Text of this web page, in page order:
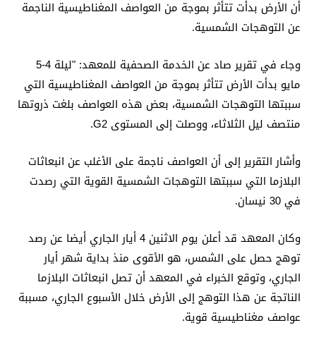
أن الأرض بدأت تتأثر بموجة من العواصف المغناطيسية الناجمة
عن التوهجات الشمسية.
وجاء في تقرير صاد عن الخدمة الصحفية للمعهد: "ليلة 4-5
مايو بدأت الأرض تتأثر بموجة من العواصف المغناطيسية التي
سببتها التوهجات الشمسية، بعض هذه العواصف بلغت ذروتها
منتصف ليل الثلاثاء، ووصلت إلى المستوى G2.
وأشار التقرير إلى أن العواصف ناجمة على الأغلب عن انبعاثات
البلازما التي سببتها التوهجات الشمسية القوية التي رصدت
في 30 نيسان.
وكان المعهد قد أعلن يوم الاثنين 4 أيار الجاري أيضا عن رصد
توهج حصل على الشمس، هو الأقوى منذ بداية شهر أيار
الجاري، وتوقع الخبراء في المعهد أن تصل انبعاثات البلازما
الناتجة عن هذا التوهج إلى الأرض خلال الأسبوع الجاري، مسببة
عواصف مغناطيسية قوية.